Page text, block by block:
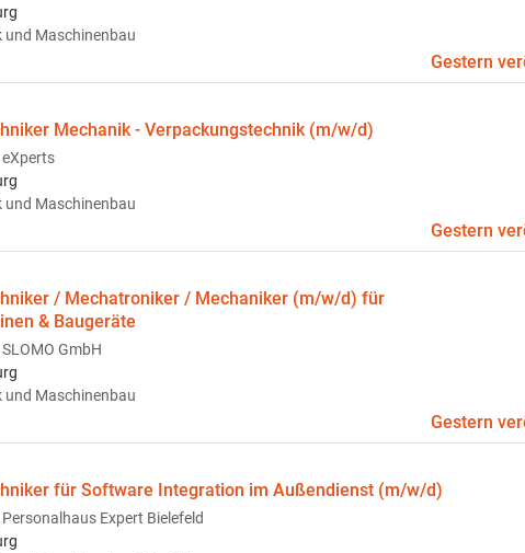
und Maschinenbau
Gestern
Mechanik - Verpackungstechnik (m/w/d)
eXperts
und Maschinenbau
Gestern
/ Mechatroniker / Mechaniker (m/w/d) für
& Baugeräte
SLOMO GmbH
und Maschinenbau
Gestern
für Software Integration im Außendienst (m/w/d)
Personalhaus Expert Bielefeld